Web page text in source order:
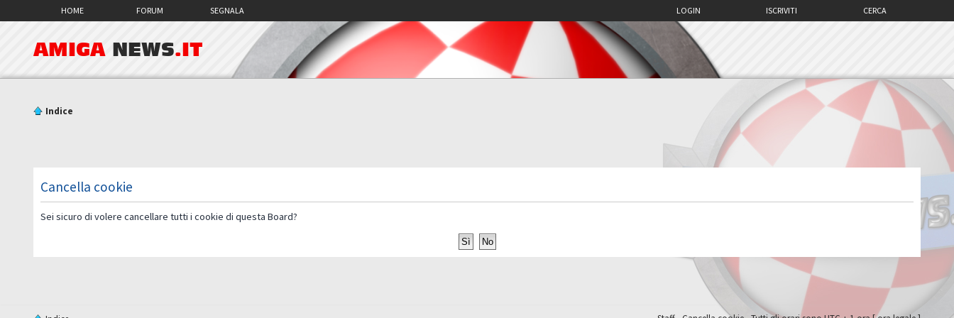
HOME FORUM SEGNALA CERCA
ISCRIVITI
LOGIN
AMIGA NEWS.IT
Indice
Cancella cookie
Sei sicuro di volere cancellare tutti i cookie di questa Board?